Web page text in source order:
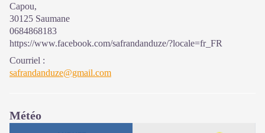
Capou,
30125 Saumane
0684868183
https://www.facebook.com/safrandanduze/?locale=fr_FR
Courriel :
safrandanduze@gmail.com
Météo